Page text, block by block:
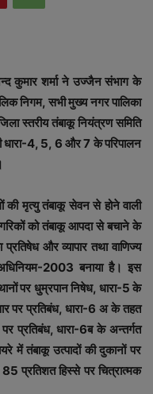
कुमार शर्मा ने उज्जैन संभाग के
निगम, सभी मुख्य नगर पालिका
स्तरीय तंबाकू नियंत्रण समिति
धारा-4, 5, 6 और 7 के परिपालन
मृत्यु तंबाकू सेवन से होने वाली
को तंबाकू आपदा से बचाने के
और व्यापार तथा वाणिज्य
2003 बनाया है। इस
पर धुम्रपान निषेध, धारा-5 के
पर प्रतिबंध, धारा-6 अ के तहत
पर प्रतिबंध, धारा-6ब के अन्तर्गत
में तंबाकू उत्पादों की दुकानों पर
प्रतिशत हिस्से पर चित्रात्मक